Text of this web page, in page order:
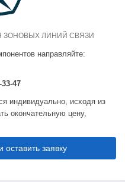
ЗОНОВЫХ ЛИНИЙ СВЯЗИ
направляйте:
33-47
индивидуально, исходя из
окончательную цену,
оставить заявку